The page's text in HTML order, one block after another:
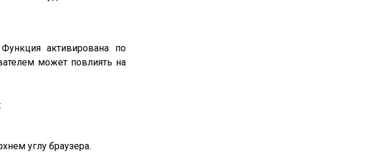
активирована по
может повлиять на
углу браузера.